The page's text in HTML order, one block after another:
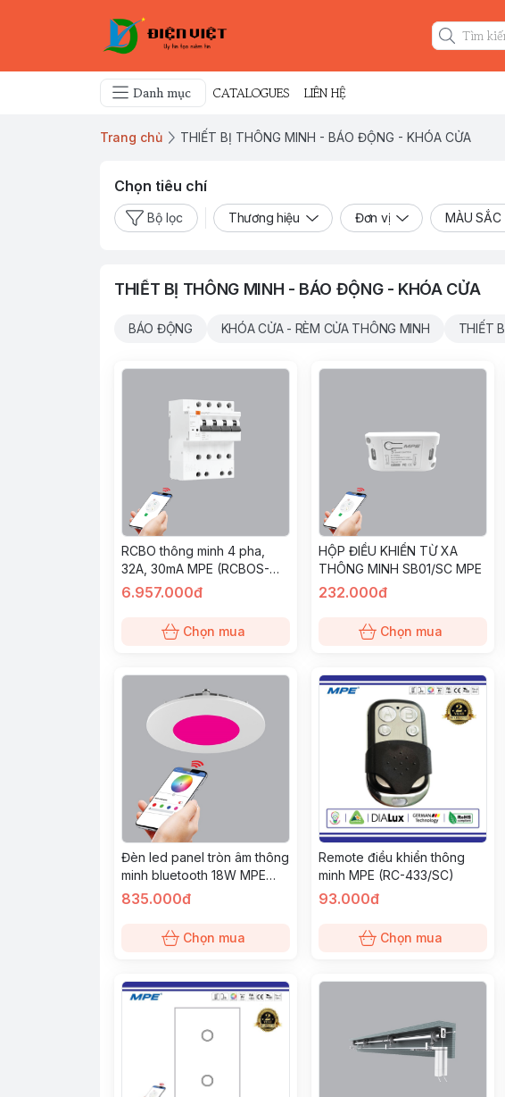
Danh mục CATALOGUES LIÊN HỆ
Trang chủ THIẾT BỊ THÔNG MINH - BÁO ĐỘNG - KHÓA CỬA
Chọn tiêu chí
Bộ lọc Thương hiệu Đơn vị MÀU SẮC
THIẾT BỊ THÔNG MINH - BÁO ĐỘNG - KHÓA CỬA
BÁO ĐỘNG KHÓA CỬA - RÈM CỬA THÔNG MINH THIẾT
RCBO thông minh 4 pha,
32A, 30mA MPE (RCBOS-
432/30)
6.957.000đ
Chọn mua
HỘP ĐIỀU KHIỂN TỪ XA
THÔNG MINH SB01/SC MPE
232.000đ
Chọn mua
Đèn led panel tròn âm thông
minh bluetooth 18W MPE
(RPL-18/SM)
835.000đ
Chọn mua
Remote điều khiển thông
minh MPE (RC-433/SC)
93.000đ
Chọn mua